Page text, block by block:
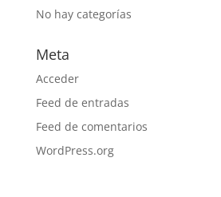
No hay categorías
Meta
Acceder
Feed de entradas
Feed de comentarios
WordPress.org